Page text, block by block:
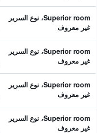
Superior room، نوع السرير
غير معروف
Superior room، نوع السرير
غير معروف
Superior room، نوع السرير
غير معروف
Superior room، نوع السرير
غير معروف